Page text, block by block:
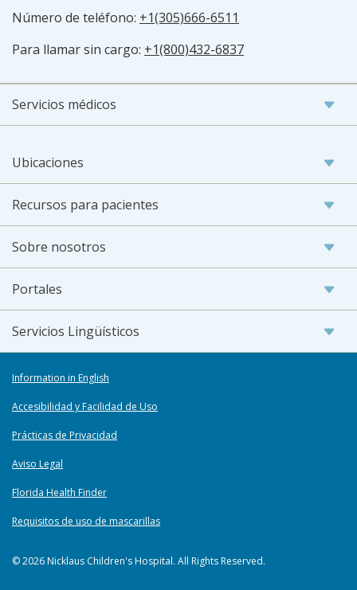
Número de teléfono: +1(305)666-6511
Para llamar sin cargo: +1(800)432-6837
Servicios médicos
Ubicaciones
Recursos para pacientes
Sobre nosotros
Portales
Servicios Lingüísticos
Information in English
Accesibilidad y Facilidad de Uso
Prácticas de Privacidad
Aviso Legal
Florida Health Finder
Requisitos de uso de mascarillas
© 2026 Nicklaus Children's Hospital. All Rights Reserved.